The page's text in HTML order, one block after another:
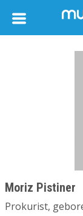
Moriz Pistiner
Prokurist,